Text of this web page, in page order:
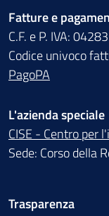
Fatture e
C.F. e P. IVA:
Codice univoco
PagoPA
L'azienda speciale
CISE - Centro per
Sede: Corso della
Trasparenza